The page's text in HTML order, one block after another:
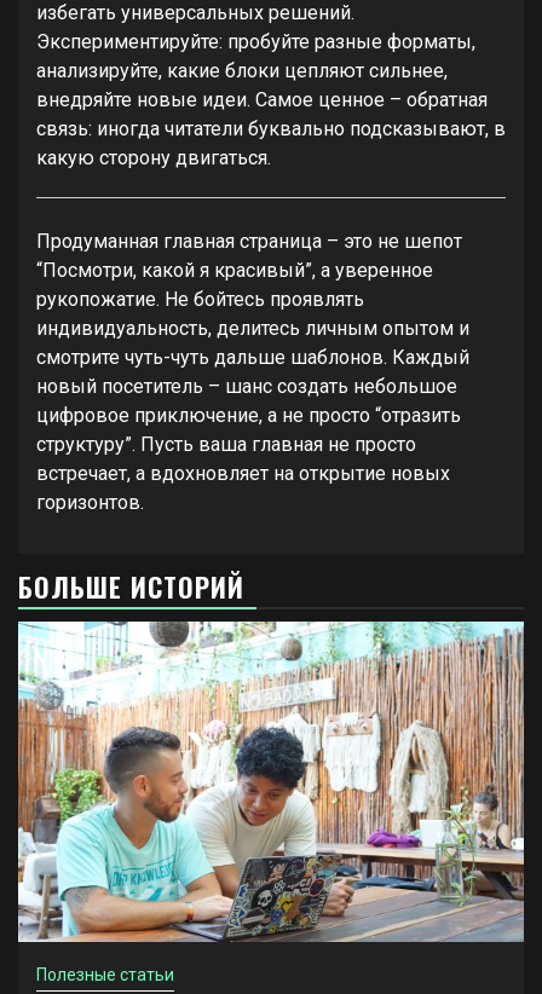
избегать универсальных решений.
Экспериментируйте: пробуйте разные форматы,
анализируйте, какие блоки цепляют сильнее,
внедряйте новые идеи. Самое ценное – обратная
связь: иногда читатели буквально подсказывают, в
какую сторону двигаться.
Продуманная главная страница – это не шепот
“Посмотри, какой я красивый”, а уверенное
рукопожатие. Не бойтесь проявлять
индивидуальность, делитесь личным опытом и
смотрите чуть-чуть дальше шаблонов. Каждый
новый посетитель – шанс создать небольшое
цифровое приключение, а не просто “отразить
структуру”. Пусть ваша главная не просто
встречает, а вдохновляет на открытие новых
горизонтов.
БОЛЬШЕ ИСТОРИЙ
Полезные статьи